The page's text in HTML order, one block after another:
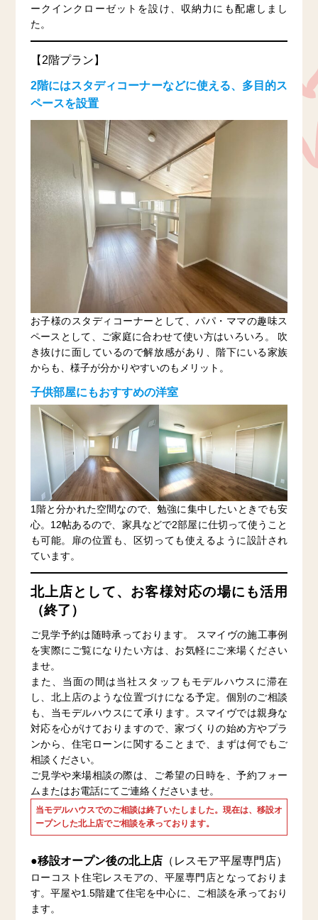
ークインクローゼットを設け、収納力にも配慮しまし
た。
【2階プラン】
2階にはスタディコーナーなどに使える、多目的ス
ペースを設置
お子様のスタディコーナーとして、パパ・ママの趣味ス
ペースとして、ご家庭に合わせて使い方はいろいろ。 吹
き抜けに面しているので解放感があり、階下にいる家族
からも、様子が分かりやすいのもメリット。
子供部屋にもおすすめの洋室
1階と分かれた空間なので、勉強に集中したいときでも安
心。12帖あるので、家具などで2部屋に仕切って使うこと
も可能。扉の位置も、区切っても使えるように設計され
ています。
北上店として、お客様対応の場にも活用
（終了）
ご見学予約は随時承っております。 スマイヴの施工事例
を実際にご覧になりたい方は、お気軽にご来場ください
ませ。
また、当面の間は当社スタッフもモデルハウスに滞在
し、北上店のような位置づけになる予定。個別のご相談
も、当モデルハウスにて承ります。スマイヴでは親身な
対応を心がけておりますので、家づくりの始め方やプラ
ンから、住宅ローンに関することまで、まずは何でもご
相談ください。
ご見学や来場相談の際は、ご希望の日時を、予約フォー
ムまたはお電話にてご連絡くださいませ。
当モデルハウスでのご相談は終了いたしました。現在は、移設オ
ープンした北上店でご相談を承っております。
●移設オープン後の北上店（レスモア平屋専門店）
ローコスト住宅レスモアの、平屋専門店となっておりま
す。平屋や1.5階建て住宅を中心に、ご相談を承っており
ます。